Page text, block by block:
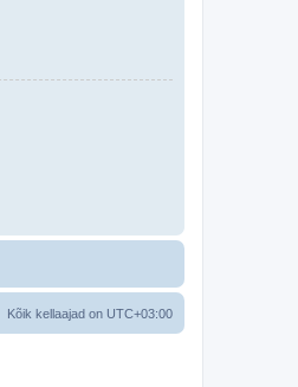
Kõik kellaajad on UTC+03:00